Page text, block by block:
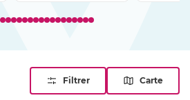
Filtrer Carte